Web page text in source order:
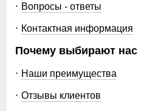
Вопросы - ответы
Контактная информация
Почему выбирают нас
Наши преимущества
Отзывы клиентов